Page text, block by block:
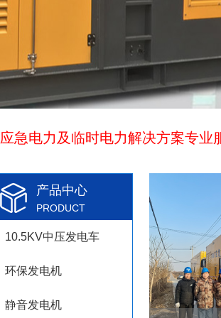
应急电力及临时电力解决方案专业
产品中心
PRODUCT
10.5KV中压发电车
环保发电机
静音发电机